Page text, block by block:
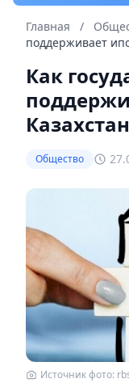
Главная /
поддерживает
Как
Общество
Источник фото: